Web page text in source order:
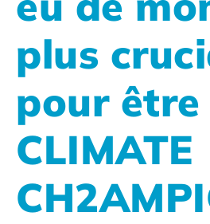
plus
pour être
CLIMATE